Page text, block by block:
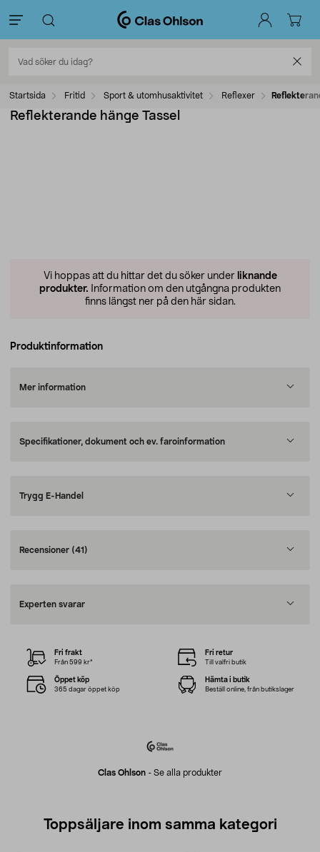
Startsida Fritid Sport & utomhusaktivitet Reflexer
Reflekterande hänge Tassel
Vi hoppas att du hittar det du söker under liknande
produkter. Information om den utgångna produkten
finns längst ner på den här sidan.
Produktinformation
Mer information
Specifikationer, dokument och ev. faroinformation
Trygg E-Handel
Recensioner (41)
Experten svarar
Clas Ohlson - Se alla produkter
Fri frakt
Från 599 kr*
Fri retur
Till valfri butik
Öppet köp
365 dagar öppet köp
Hämta i butik
Beställ online, från butikslager
Toppsäljare inom samma kategori